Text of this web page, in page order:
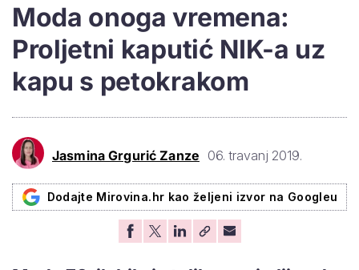
Moda onoga vremena:
Proljetni kaputić NIK-a uz
kapu s petokrakom
Jasmina Grgurić Zanze 06. travanj 2019.
Dodajte Mirovina.hr kao željeni izvor na Googleu